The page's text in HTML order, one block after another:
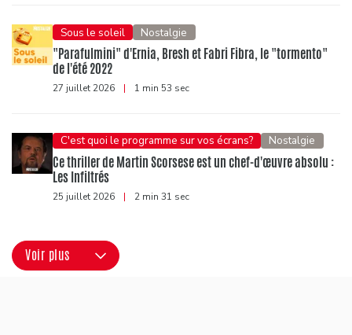
Sous le soleil Nostalgie
"Parafulmini" d'Ernia, Bresh et Fabri Fibra, le "tormento"
de l'été 2022
27 juillet 2026 | 1 min 53 sec
C'est quoi le programme sur vos écrans? Nostalgie
Ce thriller de Martin Scorsese est un chef-d'œuvre absolu :
Les Infiltrés
25 juillet 2026 | 2 min 31 sec
Voir plus